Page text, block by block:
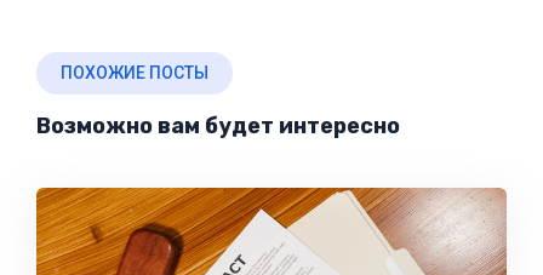
ПОХОЖИЕ ПОСТЫ
Возможно вам будет интересно